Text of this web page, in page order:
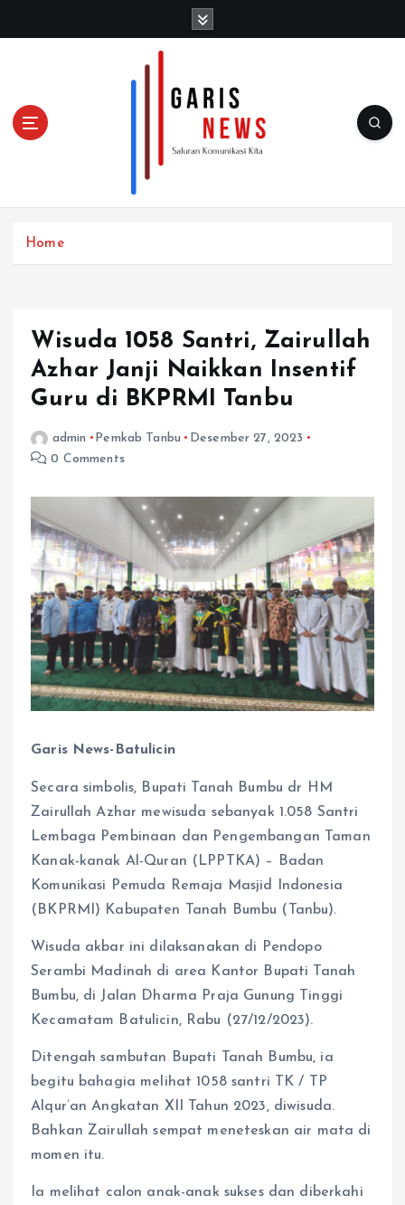
Home
Wisuda 1058 Santri, Zairullah
Azhar Janji Naikkan Insentif
Guru di BKPRMI Tanbu
admin Pemkab Tanbu
Desember 27, 2023
0 Comments
Garis News-Batulicin
Secara simbolis, Bupati Tanah Bumbu dr HM
Zairullah Azhar mewisuda sebanyak 1.058 Santri
Lembaga Pembinaan dan Pengembangan Taman
Kanak-kanak Al-Quran (LPPTKA) – Badan
Komunikasi Pemuda Remaja Masjid Indonesia
(BKPRMI) Kabupaten Tanah Bumbu (Tanbu).
Wisuda akbar ini dilaksanakan di Pendopo
Serambi Madinah di area Kantor Bupati Tanah
Bumbu, di Jalan Dharma Praja Gunung Tinggi
Kecamatam Batulicin, Rabu (27/12/2023).
Ditengah sambutan Bupati Tanah Bumbu, ia
begitu bahagia melihat 1058 santri TK / TP
Alqur’an Angkatan XII Tahun 2023, diwisuda.
Bahkan Zairullah sempat meneteskan air mata di
momen itu.
Ia melihat calon anak-anak sukses dan diberkahi